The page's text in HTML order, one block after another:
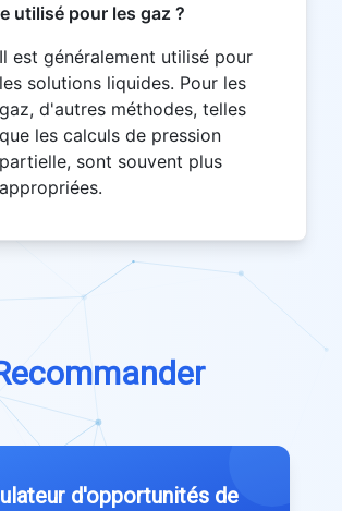
utilisé pour les gaz ?
Il est généralement utilisé pour
les solutions liquides. Pour les
gaz, d'autres méthodes, telles
que les calculs de pression
partielle, sont souvent plus
appropriées.
d'opportunités de